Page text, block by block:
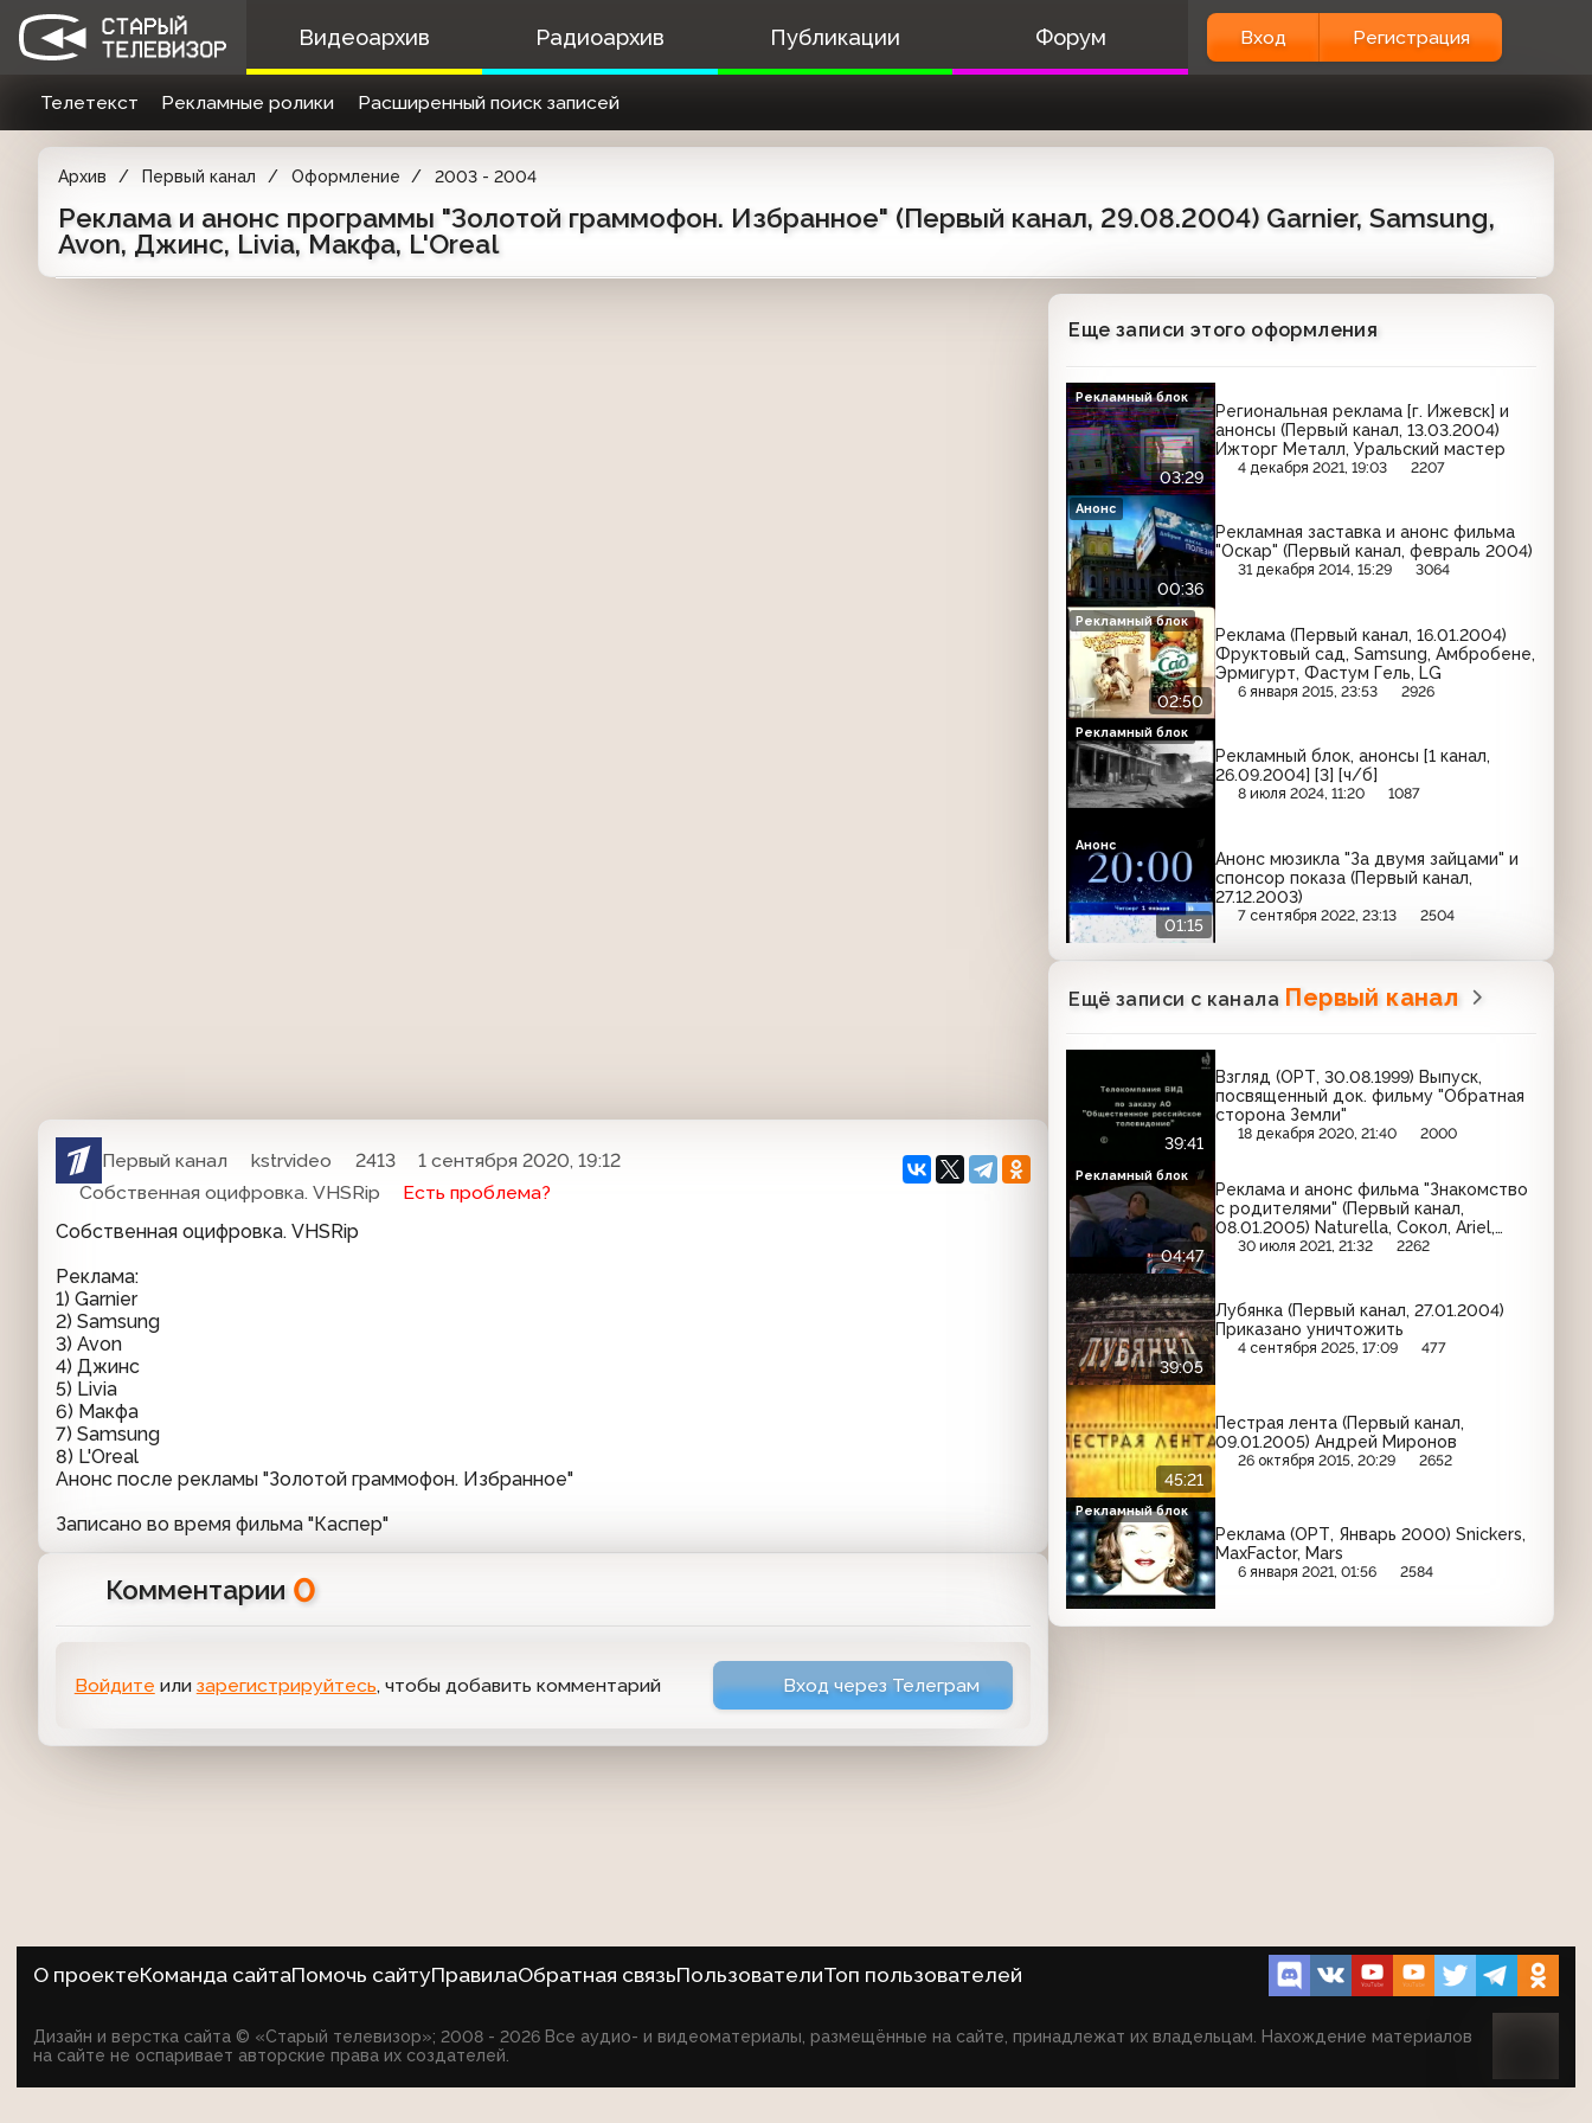
Видеоархив Радиоархив Публикации Форум Вход Регистрация
Телетекст Рекламные ролики Расширенный поиск записей
Архив Первый канал Оформление 2003 - 2004
Реклама и анонс программы "Золотой граммофон. Избранное" (Первый канал, 29.08.2004) Garnier, Samsung,
Avon, Джинс, Livia, Макфа, L'Oreal
Первый канал kstrvideo 2413
1 сентября 2020, 19:12
Собственная оцифровка. VHSRip
Есть проблема?
Собственная оцифровка. VHSRip
Реклама:
1) Garnier
2) Samsung
3) Avon
4) Джинс
5) Livia
6) Макфа
7) Samsung
8) L'Oreal
Анонс после рекламы "Золотой граммофон. Избранное"
Записано во время фильма "Каспер"
Комментарии 0
Войдите или зарегистрируйтесь, чтобы добавить комментарий Вход через Телеграм
Еще записи этого оформления
03:29
Региональная реклама [г. Ижевск] и
анонсы (Первый канал, 13.03.2004)
Ижторг Металл, Уральский мастер
4 декабря 2021, 19:03 2207
Рекламный блок
00:36
Рекламная заставка и анонс фильма
"Оскар" (Первый канал, февраль 2004)
31 декабря 2014, 15:29 3064
Анонс
02:50
Реклама (Первый канал, 16.01.2004)
Фруктовый сад, Samsung, Амбробене,
Эрмигурт, Фастум Гель, LG
6 января 2015, 23:53 2926
Рекламный блок
Рекламный блок, анонсы [1 канал,
26.09.2004] [3] [ч/б]
8 июля 2024, 11:20 1087
Рекламный блок
01:15
Анонс мюзикла "За двумя зайцами" и
спонсор показа (Первый канал,
27.12.2003)
7 сентября 2022, 23:13 2504
Анонс
Ещё записи с канала Первый канал
39:41
Взгляд (ОРТ, 30.08.1999) Выпуск,
посвященный док. фильму "Обратная
сторона Земли"
18 декабря 2020, 21:40 2000
04:47
Реклама и анонс фильма "Знакомство
с родителями" (Первый канал,
08.01.2005) Naturella, Сокол, Ariel,
Pampers, Secret, Home Credit, Lenor,
30 июля 2021, 21:32 2262
Рекламный блок
39:05
Лубянка (Первый канал, 27.01.2004)
Приказано уничтожить
4 сентября 2025, 17:09 477
45:21
Пестрая лента (Первый канал,
09.01.2005) Андрей Миронов
26 октября 2015, 20:29 2652
Реклама (ОРТ, Январь 2000) Snickers,
MaxFactor, Mars
6 января 2021, 01:56 2584
Рекламный блок
О проектеКоманда сайтаПомочь сайтуПравилаОбратная связьПользователиТоп пользователей
Дизайн и верстка сайта © «Старый телевизор»; 2008 - 2026 Все аудио- и видеоматериалы, размещённые на сайте, принадлежат их владельцам. Нахождение материалов
на сайте не оспаривает авторские права их создателей.